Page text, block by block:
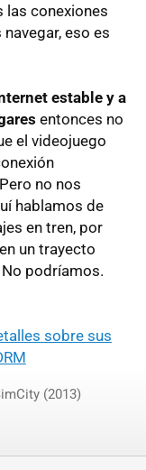
las conexiones
eso es
estable y a
entonces no
el videojuego
no nos
hablamos de
en tren, por
un trayecto
No podríamos.
sobre sus
(2013)